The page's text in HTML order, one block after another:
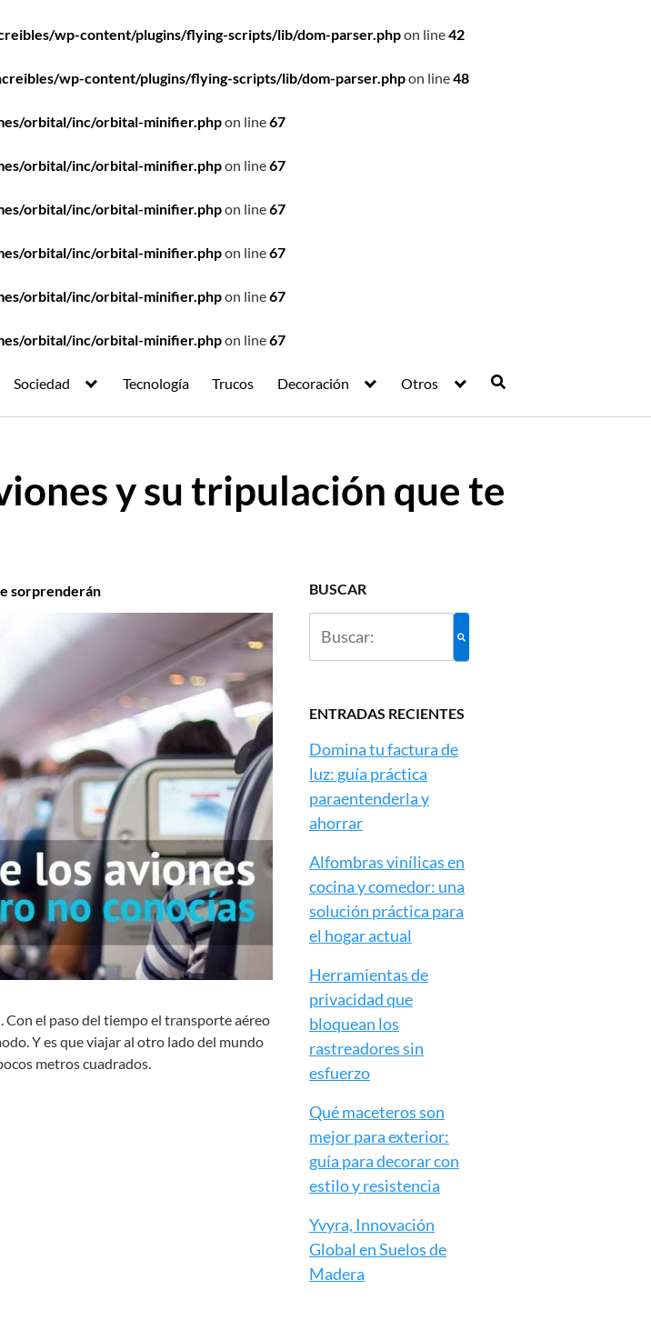
wp-content/plugins/flying-scripts/lib/dom-parser.phpon line42
wp-content/plugins/flying-scripts/lib/dom-parser.phpon line48
orbital/inc/orbital-minifier.phpon line67
orbital/inc/orbital-minifier.phpon line67
orbital/inc/orbital-minifier.phpon line67
orbital/inc/orbital-minifier.phpon line67
orbital/inc/orbital-minifier.phpon line67
orbital/inc/orbital-minifier.phpon line67
Sociedad Tecnología Trucos Decoración Otros
y su tripulación que te
sorprenderán
el paso del tiempo el transporte aéreo
Y es que viajar al otro lado del mundo
metros cuadrados.
BUSCAR
ENTRADAS RECIENTES
Domina tu factura de
luz: guía práctica
paraentenderla y
ahorrar
Alfombras vinílicas en
cocina y comedor: una
solución práctica para
el hogar actual
Herramientas de
privacidad que
bloquean los
rastreadores sin
esfuerzo
Qué maceteros son
mejor para exterior:
guía para decorar con
estilo y resistencia
Yvyra, Innovación
Global en Suelos de
Madera